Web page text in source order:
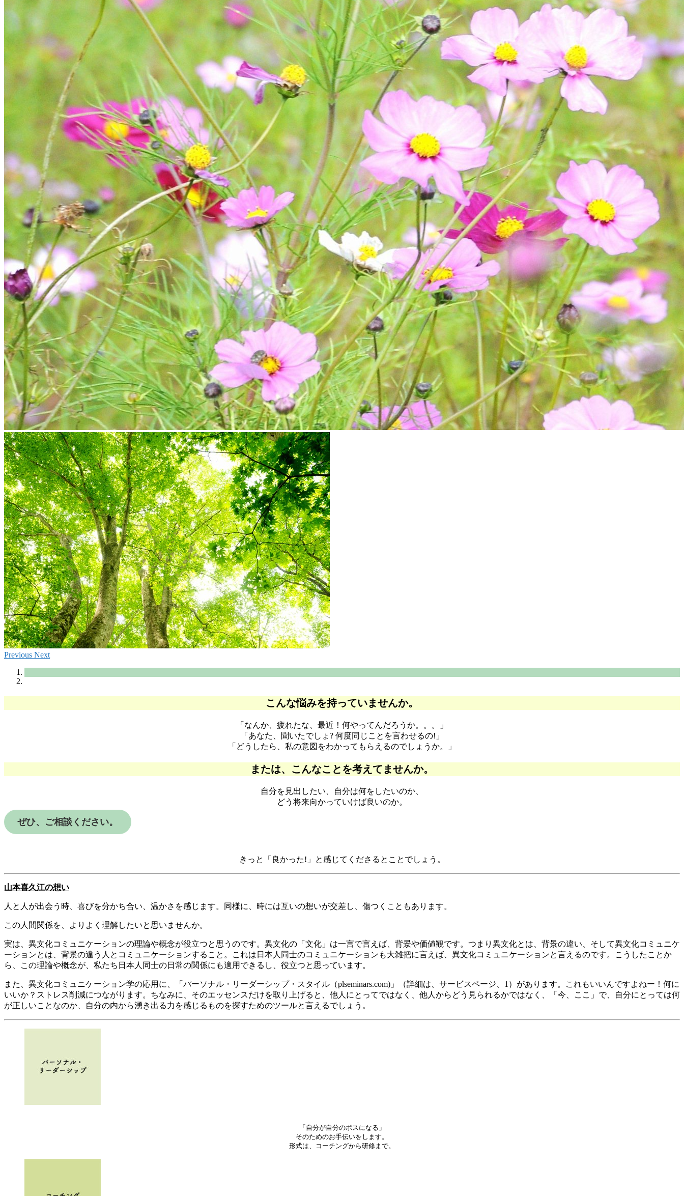
Previous Next
こんな悩みを持っていませんか。
「なんか、疲れたな、最近！何やってんだろうか。。。」
「あなた、聞いたでしょ? 何度同じことを言わせるの!」
「どうしたら、私の意図をわかってもらえるのでしょうか。」
または、こんなことを考えてませんか。
自分を見出したい、自分は何をしたいのか、
どう将来向かっていけば良いのか。
ぜひ、ご相談ください。
きっと「良かった!」と感じてくださるとことでしょう。
山本喜久江の想い
人と人が出会う時、喜びを分かち合い、温かさを感じます。同様に、時には互いの想いが交差し、傷つくこともあります。
この人間関係を、よりよく理解したいと思いませんか。
実は、異文化コミュニケーションの理論や概念が役立つと思うのです。異文化の「文化」は一言で言えば、背景や価値観です。つまり異文化とは、背景の違い、そして異文化コミュニケ
ーションとは、背景の違う人とコミュニケーションすること。これは日本人同士のコミュニケーションも大雑把に言えば、異文化コミュニケーションと言えるのです。こうしたことか
ら、この理論や概念が、私たち日本人同士の日常の関係にも適用できるし、役立つと思っています。
また、異文化コミュニケーション学の応用に、「パーソナル・リーダーシップ・スタイル（plseminars.com)」（詳細は、サービスページ、1）があります。これもいいんですよねー！何に
いいか？ストレス削減につながります。ちなみに、そのエッセンスだけを取り上げると、他人にとってではなく、他人からどう見られるかではなく、「今、ここ」で、自分にとっては何
が正しいことなのか、自分の内から湧き出る力を感じるものを探すためのツールと言えるでしょう。
「自分が自分のボスになる」
そのためのお手伝いをします。
形式は、コーチングから研修まで。